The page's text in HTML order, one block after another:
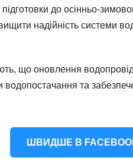
до осінньо-
надійність системи
що оновлення
водопостачання та
ШВИДШЕ В